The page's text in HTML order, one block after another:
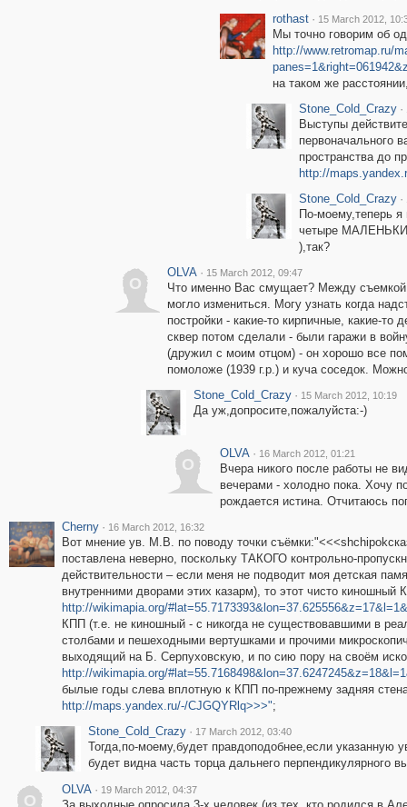
rothast · 15 March 2012,
Мы точно говорим об
http://www.retromap.ru/
на таком же
Stone_Cold_Crazy ·
Выступы
первоначального
пространства до
http://
Stone_Cold_Crazy ·
По-моему,теперь
четыре
),так?
O
OLVA · 15 March 2012, 09:47
Что именно Вас смущает? Между съемкой
могло измениться. Могу узнать когда
постройки - какие-то кирпичные, какие-
сквер потом сделали - были гаражи в
(дружил с моим отцом) - он хорошо все
помоложе (1939 г.р.) и куча соседок.
Stone_Cold_Crazy · 15 March 2012, 10:19
Да уж,допросите,пожалуйста:-)
O
OLVA · 16 March 2012, 01:21
Вчера никого после работы не
вечерами - холодно пока. Хочу
рождается истина. Отчитаюсь
Cherny · 16 March 2012, 16:32
Вот мнение ув. М.В. по поводу точки
поставлена неверно, поскольку ТАКОГО контрольно-
действительности – если меня не подводит моя детская
внутренними дворами этих казарм), то этот чисто
http://wikimapia.org/
КПП (т.е. не киношный - с никогда не существовавшими в
столбами и пешеходными вертушками и прочими
выходящий на Б. Серпуховскую, и по сию пору на своём
http://wikimapia.org/
былые годы слева вплотную к КПП по-прежнему задняя
http://maps.yandex.ru/-/CJGQYRlq>>>";
Stone_Cold_Crazy · 17 March 2012, 03:40
Тогда,по-моему,будет правдоподобнее,если указанную
будет видна часть торца дальнего перпендикулярного
O
OLVA · 19 March 2012, 04:37